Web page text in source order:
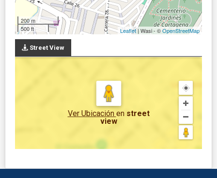
200 m
500 ft
Leaflet| Wasi - ©OpenStreetMap
Street View
Ver Ubicación en street
view